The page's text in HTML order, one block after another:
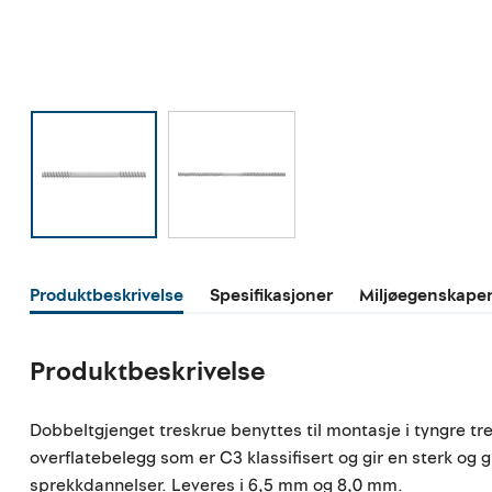
Produktbeskrivelse Spesifikasjoner
Produktbeskrivelse
Dobbeltgjenget treskrue benyttes til montasje i tyngre
overflatebelegg som er C3 klassifisert og gir en sterk
sprekkdannelser. Leveres i 6,5 mm og 8,0 mm.